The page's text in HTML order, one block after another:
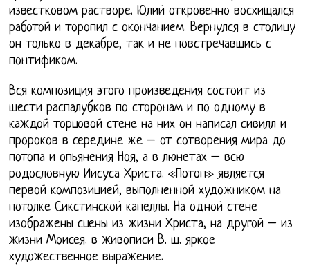
известковом растворе. Юлий откровенно восхищался
работой и торопил с окончанием. Вернулся в столицу
он только в декабре, так и не повстречавшись с
понтификом.
Вся композиция этого произведения состоит из
шести распалубков по сторонам и по одному в
каждой торцовой стене на них он написал сивилл и
пророков в середине же – от сотворения мира до
потопа и опьянения Ноя, а в люнетах – всю
родословную Иисуса Христа. «Потоп» является
первой композицией, выполненной художником на
потолке Сикстинской капеллы. На одной стене
изображены сцены из жизни Христа, на другой – из
жизни Моисея. в живописи В. ш. яркое
художественное выражение.